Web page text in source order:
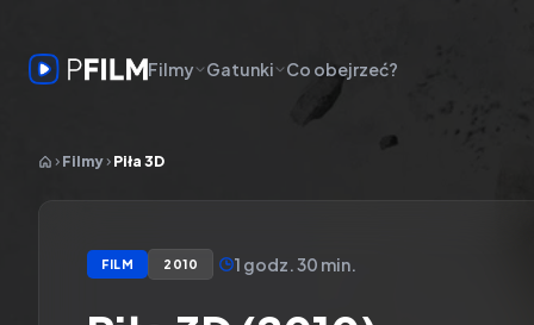
Filmy Gatunki Co obejrzeć?
Filmy Piła 3D
FILM 2010 1 godz. 30 min.